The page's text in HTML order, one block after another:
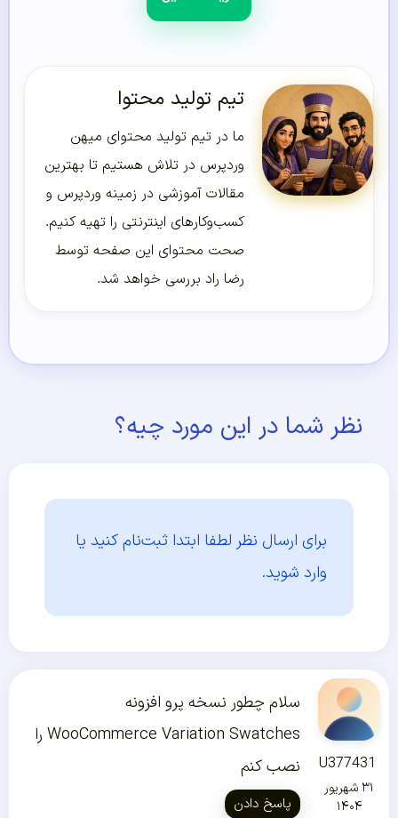
تیم تولید محتوا
ما در تیم تولید محتوای میهن
وردپرس در تلاش هستیم تا بهترین
مقالات آموزشی در زمینه وردپرس و
کسب‌و‌کارهای اینترنتی را تهیه کنیم.
صحت محتوای این صفحه توسط
رضا راد بررسی خواهد شد.
نظر شما در این مورد چیه؟
برای ارسال نظر لطفا ابتدا ثبت‌نام کنید یا
وارد شوید.
U377431
۳۱ شهریور
۱۴۰۴
سلام چطور نسخه پرو افزونه
WooCommerce Variation Swatches را
نصب کنم
پاسخ دادن